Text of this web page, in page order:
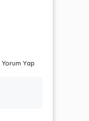
Yorum Yap